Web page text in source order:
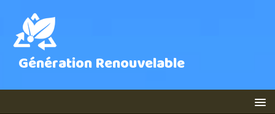
Génération Renouvelable